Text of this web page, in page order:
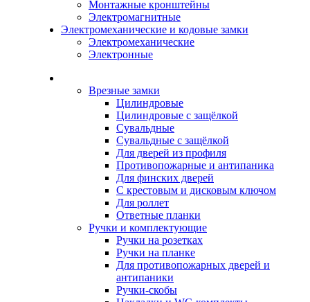
Монтажные кронштейны
Электромагнитные
Электромеханические и кодовые замки
Электромеханические
Электронные
Врезные замки
Цилиндровые
Цилиндровые с защёлкой
Сувальдные
Сувальдные с защёлкой
Для дверей из профиля
Противопожарные и антипаника
Для финских дверей
С крестовым и дисковым ключом
Для роллет
Ответные планки
Ручки и комплектующие
Ручки на розетках
Ручки на планке
Для противопожарных дверей и
антипаники
Ручки-скобы